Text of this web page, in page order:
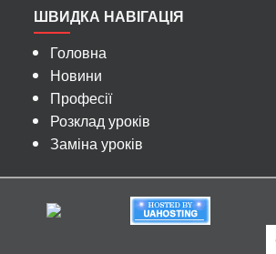
ШВИДКА НАВІГАЦІЯ
Головна
Новини
Професії
Розклад уроків
Заміна уроків